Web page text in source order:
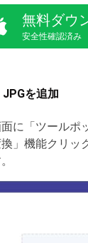
無料ダウ
安全性確認済み
JPGを追加
に「ツールポ
」機能クリッ